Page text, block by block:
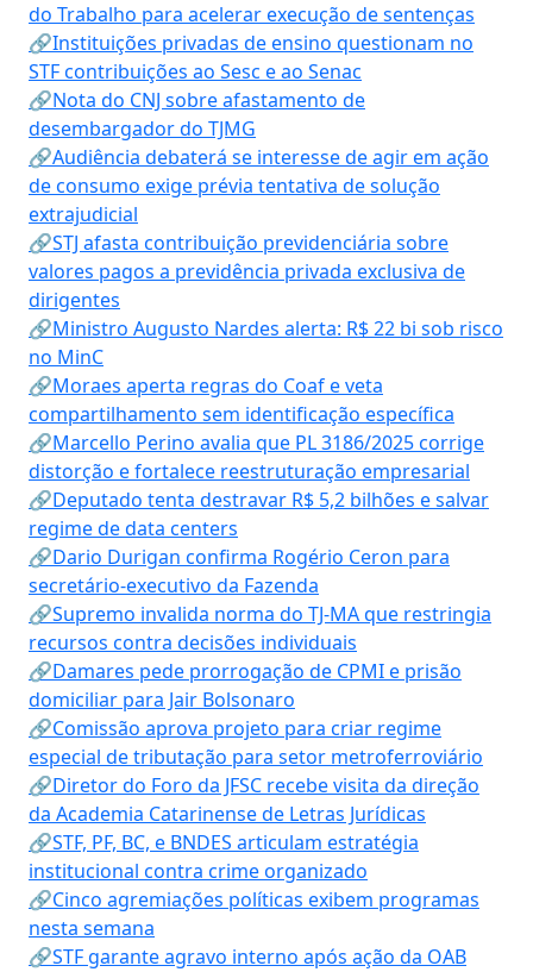
do Trabalho para acelerar execução de sentenças
🔗Instituições privadas de ensino questionam no
STF contribuições ao Sesc e ao Senac
🔗Nota do CNJ sobre afastamento de
desembargador do TJMG
🔗Audiência debaterá se interesse de agir em ação
de consumo exige prévia tentativa de solução
extrajudicial
🔗STJ afasta contribuição previdenciária sobre
valores pagos a previdência privada exclusiva de
dirigentes
🔗Ministro Augusto Nardes alerta: R$ 22 bi sob risco
no MinC
🔗Moraes aperta regras do Coaf e veta
compartilhamento sem identificação específica
🔗Marcello Perino avalia que PL 3186/2025 corrige
distorção e fortalece reestruturação empresarial
🔗Deputado tenta destravar R$ 5,2 bilhões e salvar
regime de data centers
🔗Dario Durigan confirma Rogério Ceron para
secretário-executivo da Fazenda
🔗Supremo invalida norma do TJ-MA que restringia
recursos contra decisões individuais
🔗Damares pede prorrogação de CPMI e prisão
domiciliar para Jair Bolsonaro
🔗Comissão aprova projeto para criar regime
especial de tributação para setor metroferroviário
🔗Diretor do Foro da JFSC recebe visita da direção
da Academia Catarinense de Letras Jurídicas
🔗STF, PF, BC, e BNDES articulam estratégia
institucional contra crime organizado
🔗Cinco agremiações políticas exibem programas
nesta semana
🔗STF garante agravo interno após ação da OAB